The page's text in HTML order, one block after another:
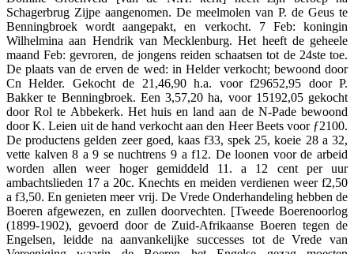
Schagerbrug Zijpe aangenomen. De meelmolen van P. de Geus te
Benningbroek wordt aangepakt, en verkocht. 7 Feb: koningin
Wilhelmina aan Hendrik van Mecklenburg. Het heeft de geheele
maand Feb: gevroren, de jongens reiden schaatsen tot de 24ste toe.
De plaats van de erven de wed: in Helder verkocht; bewoond door
Cn Helder. Gekocht de 21,46,90 h.a. voor f29652,95 door P.
Bakker te Benningbroek. Een 3,57,20 ha, voor 15192,05 gekocht
door Rol te Abbekerk. Het huis en land aan de N-Pade bewoond
door K. Leien uit de hand verkocht aan den Heer Beets voor ƒ2100.
De productens gelden zeer goed, kaas f33, spek 25, koeie 28 a 32,
vette kalven 8 a 9 se nuchtrens 9 a f12. De loonen voor de arbeid
worden allen weer hoger gemiddeld 11. a 12 cent per uur
ambachtslieden 17 a 20c. Knechts en meiden verdienen weer f2,50
a f3,50. En genieten meer vrij. De Vrede Onderhandeling hebben de
Boeren afgewezen, en zullen doorvechten. [Tweede Boerenoorlog
(1899-1902), gevoerd door de Zuid-Afrikaanse Boeren tegen de
Engelsen, leidde na aanvankelijke successes tot de Vrede van